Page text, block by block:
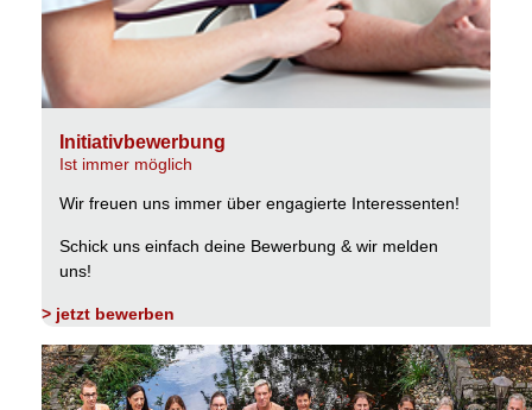
Initiativbewerbung
Ist immer möglich
Wir freuen uns immer über engagierte Interessenten!
Schick uns einfach deine Bewerbung & wir melden
uns!
> jetzt bewerben